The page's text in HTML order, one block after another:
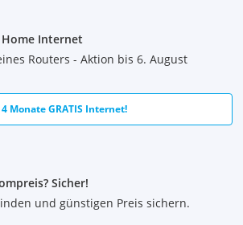
Vermietung, der Eigentümer ist
grundsätzlich
vermieterseits, an
kann bei
werden.
Home Internet
Routers - Aktion bis 6. August
4 Monate GRATIS Internet!
Sicher!
und günstigen Preis sichern.